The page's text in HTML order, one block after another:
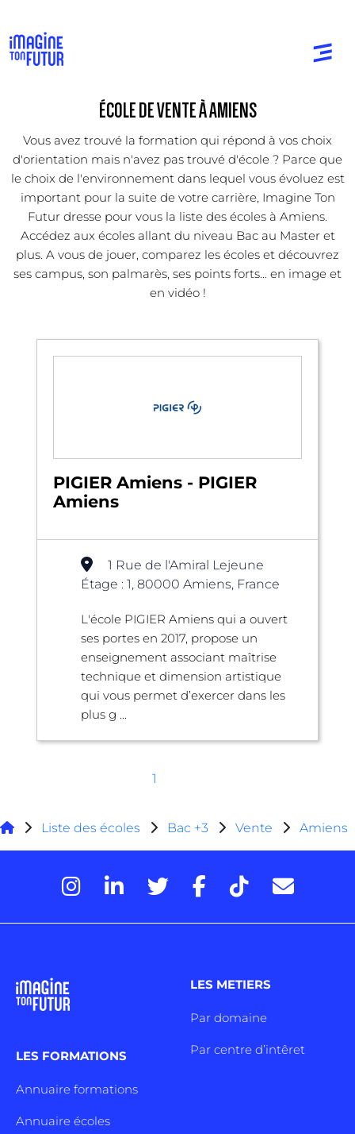
ÉCOLE DE VENTE À AMIENS
Vous avez trouvé la formation qui répond à vos choix
d'orientation mais n'avez pas trouvé d'école ? Parce que
le choix de l'environnement dans lequel vous évoluez est
important pour la suite de votre carrière, Imagine Ton
Futur dresse pour vous la liste des écoles à Amiens.
Accédez aux écoles allant du niveau Bac au Master et
plus. A vous de jouer, comparez les écoles et découvrez
ses campus, son palmarès, ses points forts... en image et
en vidéo !
PIGIER Amiens - PIGIER
Amiens
1 Rue de l'Amiral Lejeune
Étage : 1, 80000 Amiens, France
L'école PIGIER Amiens qui a ouvert
ses portes en 2017, propose un
enseignement associant maîtrise
technique et dimension artistique
qui vous permet d’exercer dans les
plus g ...
1
Liste des écoles Bac +3 Vente Amiens
LES FORMATIONS
Annuaire formations
Annuaire écoles
LES METIERS
Par domaine
Par centre d’intêret